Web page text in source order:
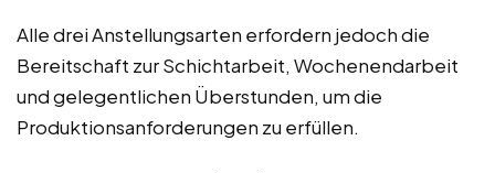
Alle drei Anstellungsarten erfordern jedoch die
Bereitschaft zur Schichtarbeit, Wochenendarbeit
und gelegentlichen Überstunden, um die
Produktionsanforderungen zu erfüllen.